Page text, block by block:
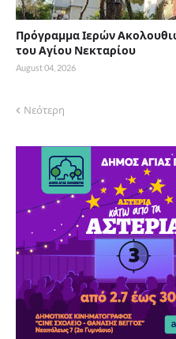
Πρόγραμμα Ιερών
του Αγίου Νεκταρίου
August 04, 2026
Νεότερη